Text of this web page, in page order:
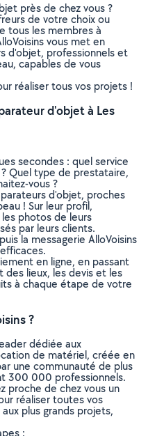
près de chez vous ?
de votre choix ou
tous les membres à
vous met en
d'objet, professionnels et
capables de vous
réaliser tous vos projets !
d'objet à Les
secondes : quel service
Quel type de prestataire,
vous ?
d'objet, proches
! Sur leur profil,
photos de leurs
par leurs clients.
la messagerie AlloVoisins
en ligne, en passant
des lieux, les devis et les
à chaque étape de votre
?
dédiée aux
de matériel, créée en
une communauté de plus
300 000 professionnels.
proche de chez vous un
réaliser toutes vos
plus grands projets,
: